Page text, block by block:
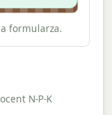
formularza.
N-P-K